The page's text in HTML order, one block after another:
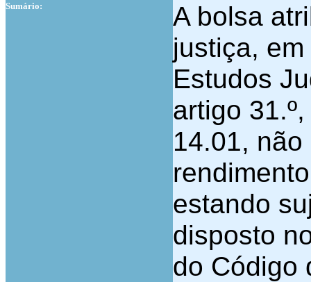
Sumário:
A bolsa
justiça,
Estudos
artigo
14.01,
estando
disposto
do Código